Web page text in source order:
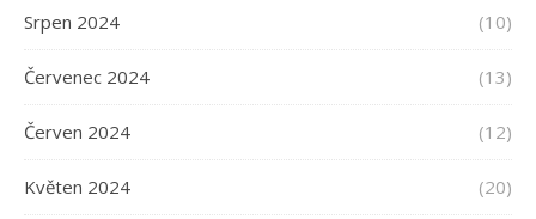
Srpen 2024 (10)
Červenec 2024 (13)
Červen 2024 (12)
Květen 2024 (20)